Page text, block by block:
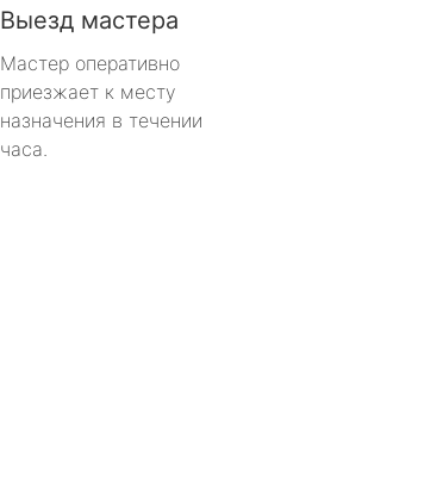
Выезд мастера
Мастер оперативно
приезжает к месту
назначения в течении
часа.